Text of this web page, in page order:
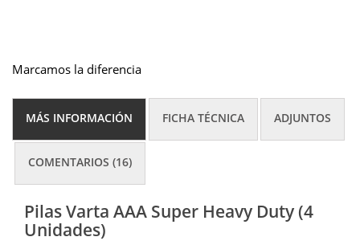
Marcamos la diferencia
MÁS INFORMACIÓN FICHA TÉCNICA ADJUNTOS
COMENTARIOS (16)
Pilas Varta AAA Super Heavy Duty (4
Unidades)